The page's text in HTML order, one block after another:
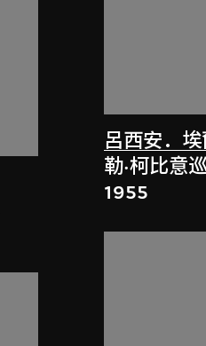
呂西安．
勒·柯比意
1955